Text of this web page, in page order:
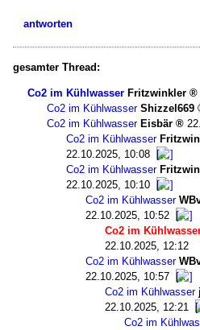
antworten
gesamter Thread:
Co2 im Kühlwasser Fritzwinkler
Co2 im Kühlwasser Shizzel669
Co2 im Kühlwasser Eisbär
Co2 im Kühlwasser
22.10.2025, 10:08
Co2 im Kühlwasser
22.10.2025, 10:10
Co2 im Kühlwasser
22.10.2025, 10:52
Co2 im
22.10.2025, 12:12
Co2 im Kühlwasser
22.10.2025, 10:57
Co2 im Kühlwasser
22.10.2025, 12:21
Co2 im